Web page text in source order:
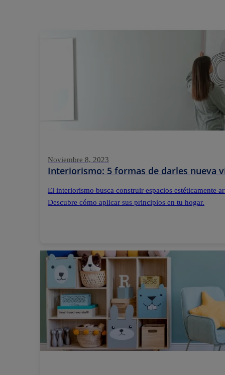
Noviembre 8, 2023
Interiorismo: 5 formas de darles nueva
El interiorismo busca construir espacios estéticamente
Descubre cómo aplicar sus principios en tu hogar.